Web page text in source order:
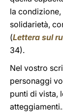
la condizione,
solidarietà,
(Lettera sul
34).
Nel vostro
personaggi
punti di vista,